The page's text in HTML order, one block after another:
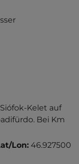
Kelet auf
Bei Km
Lon: 46.927500